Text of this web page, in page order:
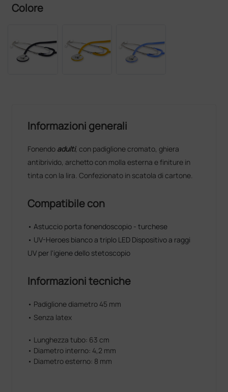
Colore
Informazioni generali
Fonendo adulti, con padiglione cromato, ghiera
antibrivido, archetto con molla esterna e finiture in
tinta con la lira. Confezionato in scatola di cartone.
Compatibile con
• Astuccio porta fonendoscopio - turchese
• UV-Heroes bianco a triplo LED Dispositivo a raggi
UV per l'igiene dello stetoscopio
Informazioni tecniche
• Padiglione diametro 45 mm
• Senza latex
• Lunghezza tubo: 63 cm
• Diametro interno: 4,2 mm
• Diametro esterno: 8 mm